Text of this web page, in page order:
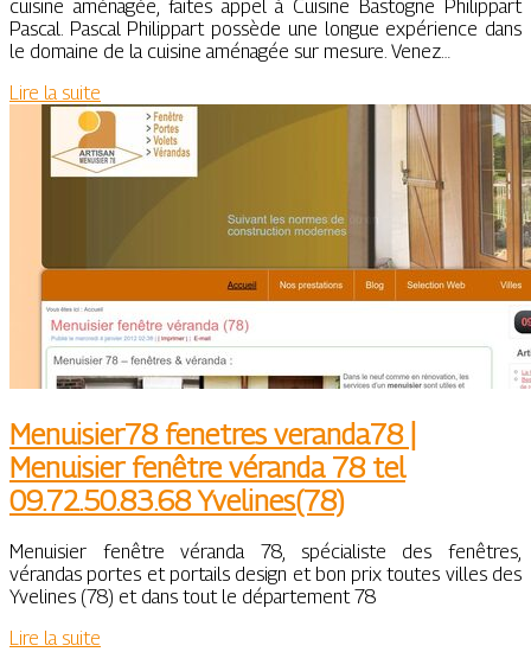
cuisine aménagée, faites appel à Cuisine Bastogne Philippart
Pascal. Pascal Philippart possède une longue expérience dans
le domaine de la cuisine aménagée sur mesure. Venez…
Lire la suite
Menuisier78 fenetres veranda78 |
Menuisier fenêtre véranda 78 tel
09.72.50.83.68 Yvelines(78)
Menuisier fenêtre véranda 78, spécialiste des fenêtres,
vérandas portes et portails design et bon prix toutes villes des
Yvelines (78) et dans tout le département 78
Lire la suite